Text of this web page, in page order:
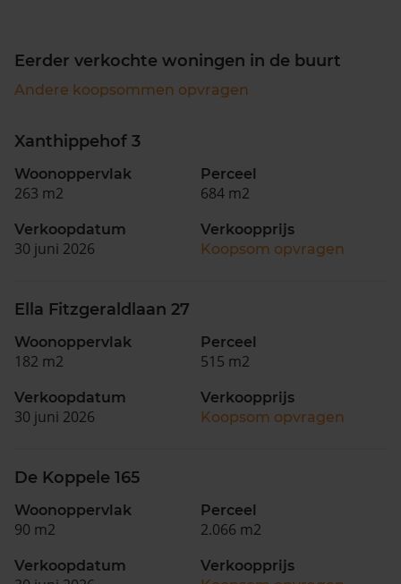
Eerder verkochte woningen in de buurt
Andere koopsommen opvragen
Xanthippehof 3
Woonoppervlak
263 m2
Perceel
684 m2
Verkoopdatum
30 juni 2026
Verkoopprijs
Koopsom opvragen
Ella Fitzgeraldlaan 27
Woonoppervlak
182 m2
Perceel
515 m2
Verkoopdatum
30 juni 2026
Verkoopprijs
Koopsom opvragen
De Koppele 165
Woonoppervlak
90 m2
Perceel
2.066 m2
Verkoopdatum
Verkoopprijs